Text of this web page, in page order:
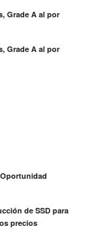
Grade A al por
Grade A al por
de SSD para
precios